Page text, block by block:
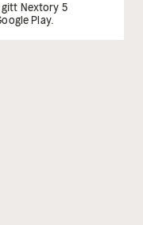
gitt Nextory 5
Play.